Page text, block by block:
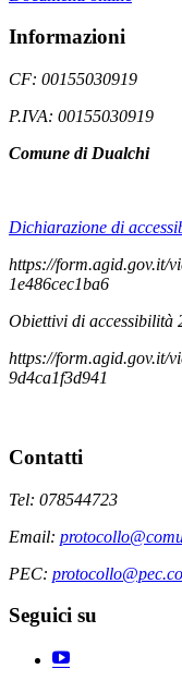
Informazioni
CF: 00155030919
P.IVA: 00155030919
Comune di Dualchi
Dichiarazione di
https://form.agid.gov.it/
1e486cec1ba6
Obiettivi di accessibilità
https://form.agid.gov.it/
9d4ca1f3d941
Contatti
Tel: 078544723
Email:
PEC:
Seguici su